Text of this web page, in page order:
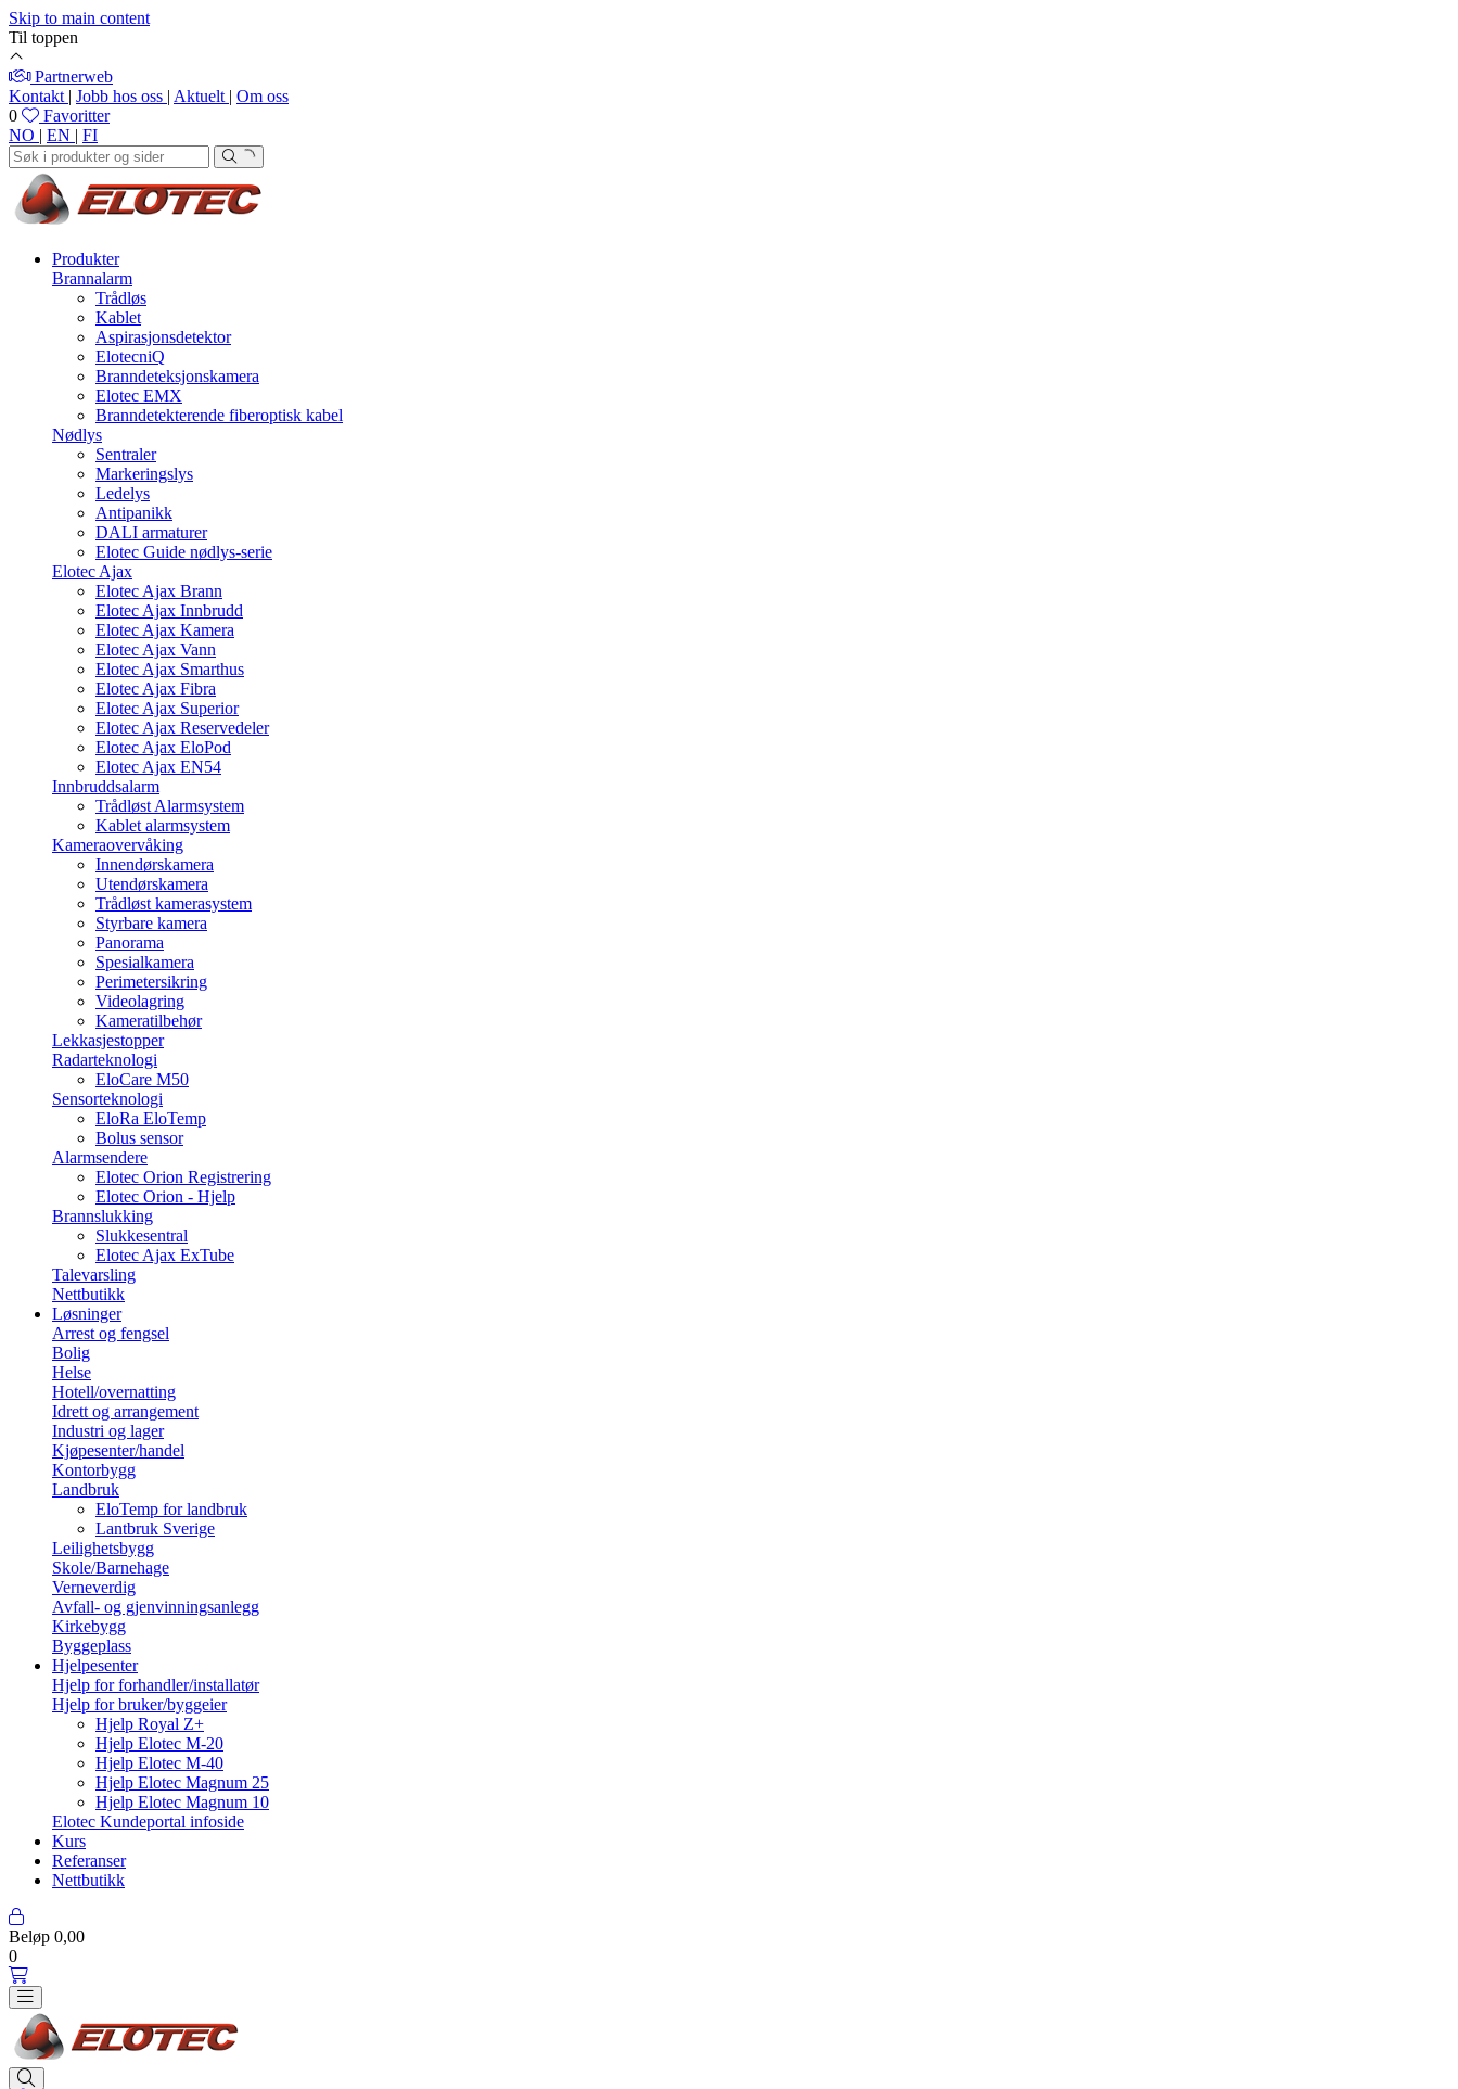
Skip to main content
Til toppen
Partnerweb
Kontakt | Jobb hos oss | Aktuelt | Om oss
0
Favoritter
NO | EN | FI
Produkter
Brannalarm
Trådløs
Kablet
Aspirasjonsdetektor
ElotecniQ
Branndeteksjonskamera
Elotec EMX
Branndetekterende fiberoptisk kabel
Nødlys
Sentraler
Markeringslys
Ledelys
Antipanikk
DALI armaturer
Elotec Guide nødlys-serie
Elotec Ajax
Elotec Ajax Brann
Elotec Ajax Innbrudd
Elotec Ajax Kamera
Elotec Ajax Vann
Elotec Ajax Smarthus
Elotec Ajax Fibra
Elotec Ajax Superior
Elotec Ajax Reservedeler
Elotec Ajax EloPod
Elotec Ajax EN54
Innbruddsalarm
Trådløst Alarmsystem
Kablet alarmsystem
Kameraovervåking
Innendørskamera
Utendørskamera
Trådløst kamerasystem
Styrbare kamera
Panorama
Spesialkamera
Perimetersikring
Videolagring
Kameratilbehør
Lekkasjestopper
Radarteknologi
EloCare M50
Sensorteknologi
EloRa EloTemp
Bolus sensor
Alarmsendere
Elotec Orion Registrering
Elotec Orion - Hjelp
Brannslukking
Slukkesentral
Elotec Ajax ExTube
Talevarsling
Nettbutikk
Løsninger
Arrest og fengsel
Bolig
Helse
Hotell/overnatting
Idrett og arrangement
Industri og lager
Kjøpesenter/handel
Kontorbygg
Landbruk
EloTemp for landbruk
Lantbruk Sverige
Leilighetsbygg
Skole/Barnehage
Verneverdig
Avfall- og gjenvinningsanlegg
Kirkebygg
Byggeplass
Hjelpesenter
Hjelp for forhandler/installatør
Hjelp for bruker/byggeier
Hjelp Royal Z+
Hjelp Elotec M-20
Hjelp Elotec M-40
Hjelp Elotec Magnum 25
Hjelp Elotec Magnum 10
Elotec Kundeportal infoside
Kurs
Referanser
Nettbutikk
Beløp 0,00
0
Toggle navigation
Toggle search